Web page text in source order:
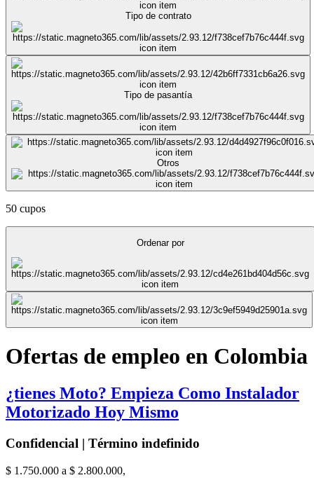
Tipo de contrato
Tipo de pasantía
Otros
50 cupos
Ordenar por
Ofertas de empleo en Colombia
¿tienes Moto? Empieza Como Instalador
Motorizado Hoy Mismo
Confidencial | Término indefinido
$ 1.750.000 a $ 2.800.000,